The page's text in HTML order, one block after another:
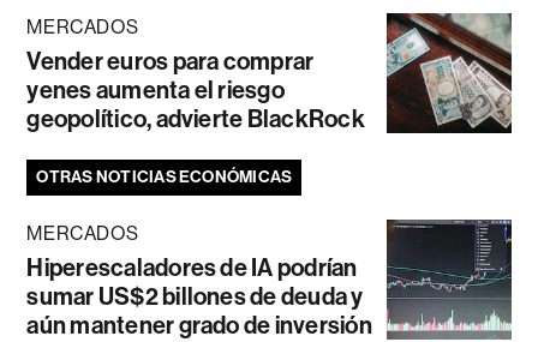
MERCADOS
Vender euros para comprar
yenes aumenta el riesgo
geopolítico, advierte BlackRock
OTRAS NOTICIAS ECONÓMICAS
MERCADOS
Hiperescaladores de IA podrían
sumar US$2 billones de deuda y
aún mantener grado de inversión